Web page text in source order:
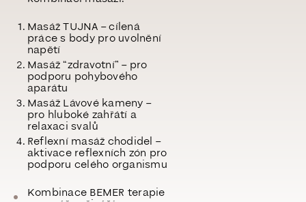
Masáž TUJNA – cílená
práce s body pro uvolnění
napětí
Masáž “zdravotní” – pro
podporu pohybového
aparátu
Masáž Lávové kameny –
pro hluboké zahřátí a
relaxaci svalů
Reflexní masáž chodidel –
aktivace reflexních zón pro
podporu celého organismu
Kombinace BEMER terapie